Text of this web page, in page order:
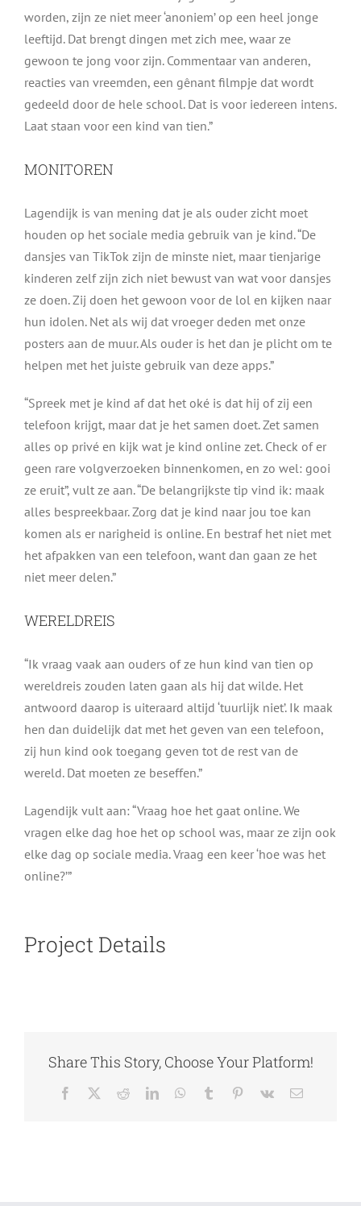
worden, zijn ze niet meer ‘anoniem’ op een heel jonge
leeftijd. Dat brengt dingen met zich mee, waar ze
gewoon te jong voor zijn. Commentaar van anderen,
reacties van vreemden, een gênant filmpje dat wordt
gedeeld door de hele school. Dat is voor iedereen intens.
Laat staan voor een kind van tien.”
MONITOREN
Lagendijk is van mening dat je als ouder zicht moet
houden op het sociale media gebruik van je kind. “De
dansjes van TikTok zijn de minste niet, maar tienjarige
kinderen zelf zijn zich niet bewust van wat voor dansjes
ze doen. Zij doen het gewoon voor de lol en kijken naar
hun idolen. Net als wij dat vroeger deden met onze
posters aan de muur. Als ouder is het dan je plicht om te
helpen met het juiste gebruik van deze apps.”
“Spreek met je kind af dat het oké is dat hij of zij een
telefoon krijgt, maar dat je het samen doet. Zet samen
alles op privé en kijk wat je kind online zet. Check of er
geen rare volgverzoeken binnenkomen, en zo wel: gooi
ze eruit”, vult ze aan. “De belangrijkste tip vind ik: maak
alles bespreekbaar. Zorg dat je kind naar jou toe kan
komen als er narigheid is online. En bestraf het niet met
het afpakken van een telefoon, want dan gaan ze het
niet meer delen.”
WERELDREIS
“Ik vraag vaak aan ouders of ze hun kind van tien op
wereldreis zouden laten gaan als hij dat wilde. Het
antwoord daarop is uiteraard altijd ‘tuurlijk niet’. Ik maak
hen dan duidelijk dat met het geven van een telefoon,
zij hun kind ook toegang geven tot de rest van de
wereld. Dat moeten ze beseffen.”
Lagendijk vult aan: “Vraag hoe het gaat online. We
vragen elke dag hoe het op school was, maar ze zijn ook
elke dag op sociale media. Vraag een keer ‘hoe was het
online?’”
Project Details
Share This Story, Choose Your Platform!
Facebook RedditLinkedInWhatsApp
Tumblr Pinterest
Vk
E-